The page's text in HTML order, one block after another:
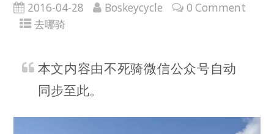
2016-04-28 Boskeycycle
0 Comment
去哪骑
本文内容由不死骑微信公众号自动
同步至此。